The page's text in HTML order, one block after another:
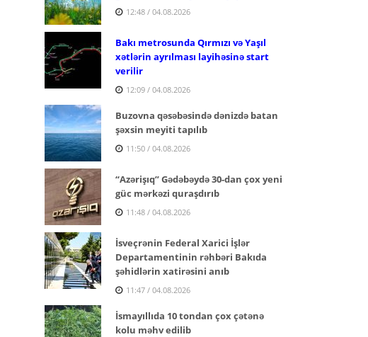
12:48 / 04.08.2026
Bakı metrosunda Qırmızı və Yaşıl
xətlərin ayrılması layihəsinə start
verilir
12:09 / 04.08.2026
Buzovna qəsəbəsində dənizdə batan
şəxsin meyiti tapılıb
11:50 / 04.08.2026
“Azərişıq” Gədəbəydə 30-dan çox yeni
güc mərkəzi quraşdırıb
11:48 / 04.08.2026
İsveçrənin Federal Xarici İşlər
Departamentinin rəhbəri Bakıda
şəhidlərin xatirəsini anıb
11:47 / 04.08.2026
İsmayıllıda 10 tondan çox çətənə
kolu məhv edilib